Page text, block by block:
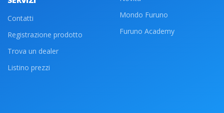
Contatti
Registrazione prodotto
Trova un dealer
Listino prezzi
Mondo Furuno
Furuno Academy